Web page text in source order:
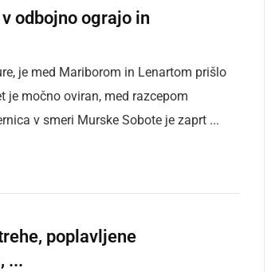
odbojno ograjo in
je med Mariborom in Lenartom prišlo
je močno oviran, med razcepom
v smeri Murske Sobote je zaprt ...
poplavljene
...